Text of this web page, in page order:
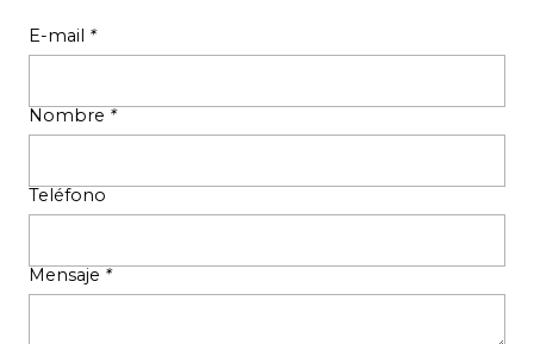
E-mail *
Nombre *
Teléfono
Mensaje *